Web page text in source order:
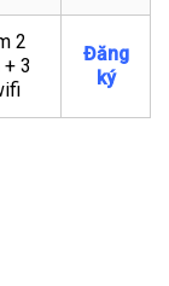
2
3
Đăng
ký